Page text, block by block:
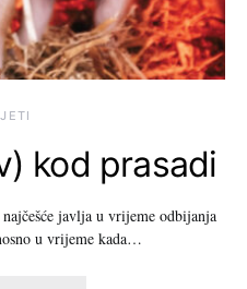
kod prasadi
javlja u vrijeme odbijanja
u vrijeme kada…